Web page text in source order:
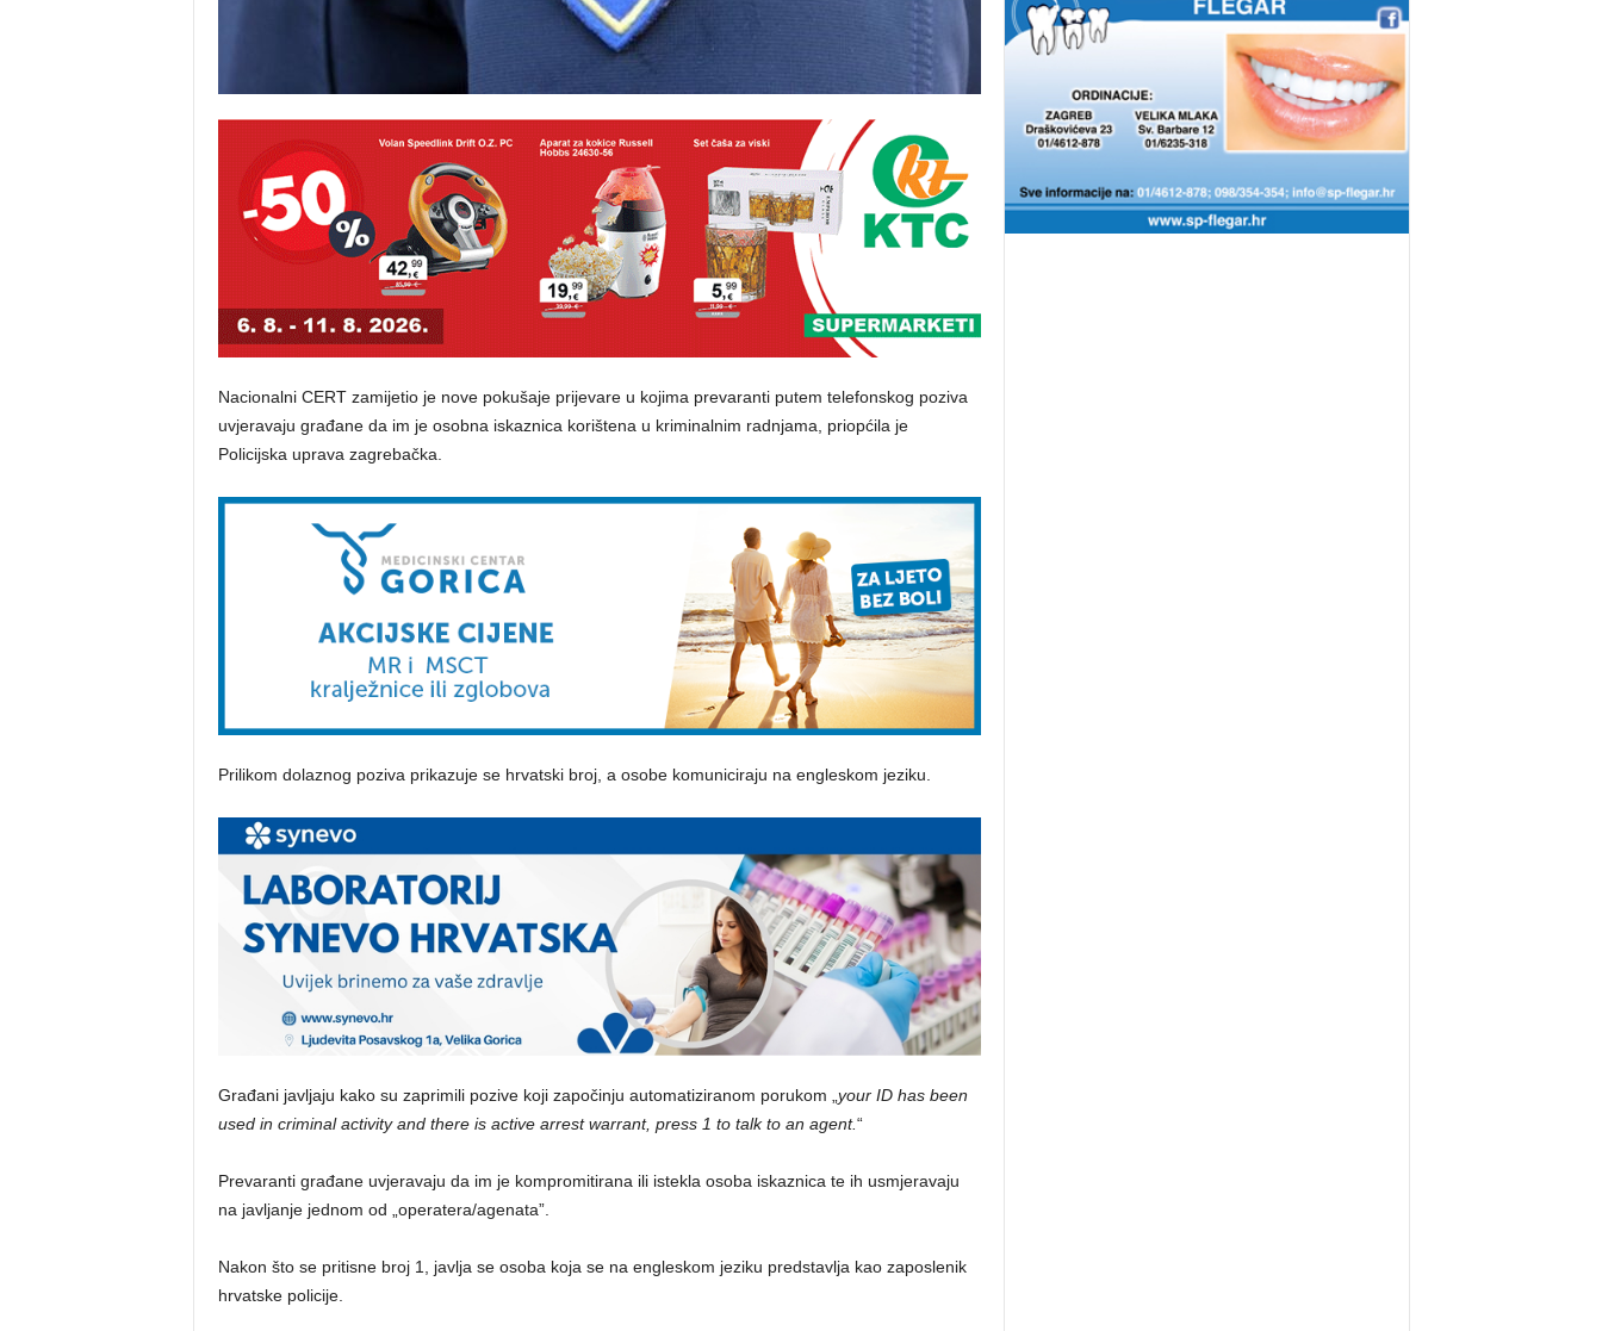
Nacionalni CERT zamijetio je nove pokušaje prijevare u kojima prevaranti putem telefonskog poziva
uvjeravaju građane da im je osobna iskaznica korištena u kriminalnim radnjama, priopćila je
Policijska uprava zagrebačka.
Prilikom dolaznog poziva prikazuje se hrvatski broj, a osobe komuniciraju na engleskom jeziku.
Građani javljaju kako su zaprimili pozive koji započinju automatiziranom porukom „ your ID has been
used in criminal activity and there is active arrest warrant, press 1 to talk to an agent.“
Prevaranti građane uvjeravaju da im je kompromitirana ili istekla osoba iskaznica te ih usmjeravaju
na javljanje jednom od „operatera/agenata”.
Nakon što se pritisne broj 1, javlja se osoba koja se na engleskom jeziku predstavlja kao zaposlenik
hrvatske policije.